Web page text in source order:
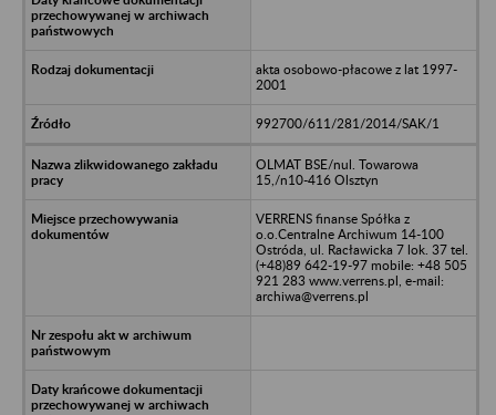
akta osobowo-płacowe z lat 1997-
2001
992700/611/281/2014/SAK/1
OLMAT BSE/nul. Towarowa
15,/n10-416 Olsztyn
VERRENS finanse Spółka z
o.o.Centralne Archiwum 14-100
Ostróda, ul. Racławicka 7 lok. 37 tel.
(+48)89 642-19-97 mobile: +48 505
921 283 www.verrens.pl, e-mail:
archiwa@verrens.pl